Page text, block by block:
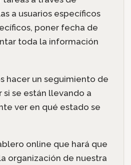
a usuarios específicos
poner fecha de
toda la información
hacer un seguimiento de
si se están llevando a
ver en qué estado se
online que hará que
organización de nuestra